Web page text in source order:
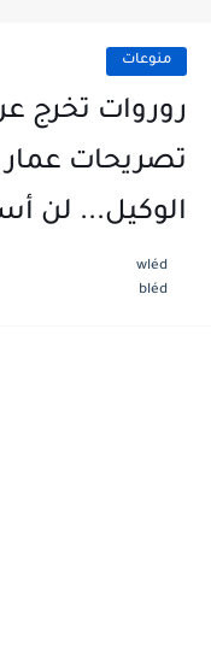
منوعات
روروات تخرج
تصريحات
الوكيل... لن
wléd
bléd